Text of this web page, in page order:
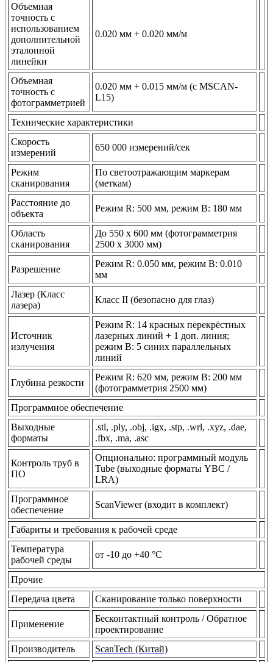
Объемная
точность с
использованием
дополнительной
эталонной
линейки
0.020 мм + 0.020 мм/м
Объемная
точность c
фотограмметрией
0.020 мм + 0.015 мм/м (с MSCAN-
L15)
Технические характеристики
Скорость
измерений
650 000 измерений/сек
Режим
сканирования
По светоотражающим маркерам
(меткам)
Расстояние до
объекта
Режим R: 500 мм, режим B: 180 мм
Область
сканирования
До 550 х 600 мм (фотограмметрия
2500 х 3000 мм)
Разрешение
Режим R: 0.050 мм, режим B: 0.010
мм
Лазер (Класс
лазера)
Класс II (безопасно для глаз)
Источник
излучения
Режим R: 14 красных перекрёстных
лазерных линий + 1 доп. линия;
режим B: 5 синих параллельных
линий
Глубина резкости
Режим R: 620 мм, режим B: 200 мм
(фотограмметрия 2500 мм)
Программное обеспечение
Выходные
форматы
.stl, .ply, .obj, .igx, .stp, .wrl, .xyz, .dae,
.fbx, .ma, .asc
Контроль труб в
ПО
Опционально: программный модуль
Tube (выходные форматы YBC /
LRA)
Программное
обеспечение
ScanViewer (входит в комплект)
Габариты и требования к рабочей среде
Температура
рабочей среды
от -10 до +40 °C
Прочие
Передача цвета
Сканирование только поверхности
Применение
Бесконтактный контроль / Обратное
проектирование
Производитель
ScanTech (Китай)